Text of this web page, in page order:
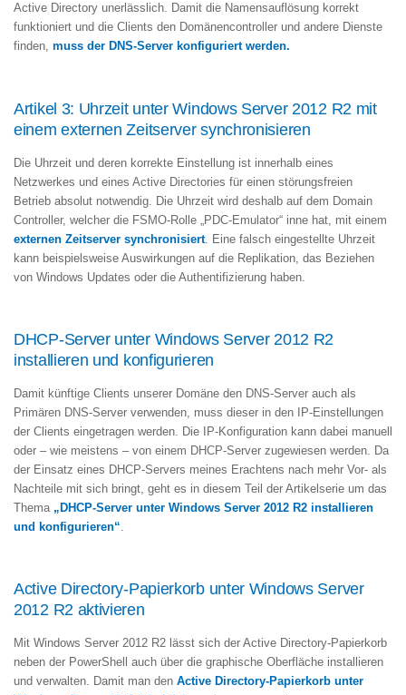
Active Directory unerlässlich. Damit die Namensauflösung korrekt
funktioniert und die Clients den Domänencontroller und andere Dienste
finden, muss der DNS-Server konfiguriert werden.
Artikel 3: Uhrzeit unter Windows Server 2012 R2 mit
einem externen Zeitserver synchronisieren
Die Uhrzeit und deren korrekte Einstellung ist innerhalb eines
Netzwerkes und eines Active Directories für einen störungsfreien
Betrieb absolut notwendig. Die Uhrzeit wird deshalb auf dem Domain
Controller, welcher die FSMO-Rolle „PDC-Emulator“ inne hat, mit einem
externen Zeitserver synchronisiert. Eine falsch eingestellte Uhrzeit
kann beispielsweise Auswirkungen auf die Replikation, das Beziehen
von Windows Updates oder die Authentifizierung haben.
DHCP-Server unter Windows Server 2012 R2
installieren und konfigurieren
Damit künftige Clients unserer Domäne den DNS-Server auch als
Primären DNS-Server verwenden, muss dieser in den IP-Einstellungen
der Clients eingetragen werden. Die IP-Konfiguration kann dabei manuell
oder – wie meistens – von einem DHCP-Server zugewiesen werden. Da
der Einsatz eines DHCP-Servers meines Erachtens nach mehr Vor- als
Nachteile mit sich bringt, geht es in diesem Teil der Artikelserie um das
Thema „DHCP-Server unter Windows Server 2012 R2 installieren
und konfigurieren“
Active Directory-Papierkorb unter Windows Server
2012 R2 aktivieren
Mit Windows Server 2012 R2 lässt sich der Active Directory-Papierkorb
neben der PowerShell auch über die graphische Oberfläche installieren
und verwalten. Damit man den Active Directory-Papierkorb unter